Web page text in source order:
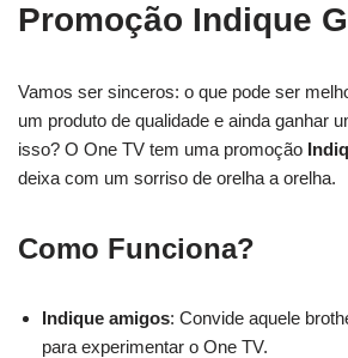
Promoção Indique
Vamos ser sinceros: o que pode ser
um produto de qualidade e ainda ganhar
isso? O One TV tem uma promoção
deixa com um sorriso de orelha a orelha.
Como Funciona?
Indique amigos: Convide aquele
para experimentar o One TV.